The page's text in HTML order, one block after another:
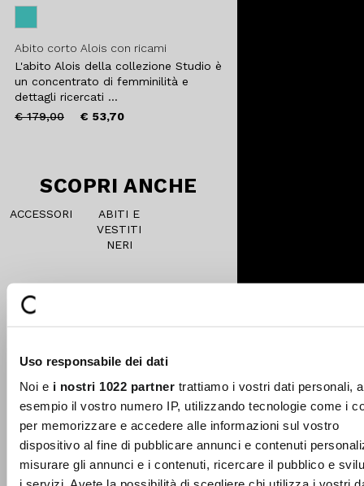
Uso responsabile dei dati
Noi e i nostri 1022 partnertrattiamo i vostri dati personali,
esempio il vostro numero IP, utilizzando tecnologie come i
per memorizzare e accedere alle informazioni sul vostro
dispositivo al fine di pubblicare annunci e contenuti
misurare gli annunci e i contenuti, ricercare il pubblico e
Abito corto Alois con ricami
L'abito Alois della collezione Studio è
un concentrato di femminilità e
dettagli ricercati ...
Price
€ 179,00to € 53,70
SCOPRI ANCHE
ACCESSORI
ABITI E
VESTITI
NERI
I MIGLIORI TIPS DI
ACQUISTI
COME SI SCEGLIE LA TAGLIA
GIUSTA PER UN VESTITO
ONLINE?
COME SCEGLIERE UN ABITO
Chiudi
10% DI SCONTO
sul tuo primo acquisto!
Entra nella Community di Camomilla Italia e